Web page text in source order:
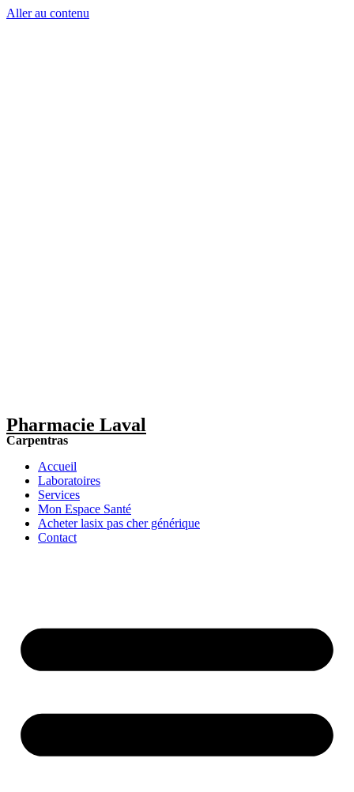
Aller au contenu
Pharmacie Laval
Carpentras
Accueil
Laboratoires
Services
Mon Espace Santé
Acheter lasix pas cher générique
Contact